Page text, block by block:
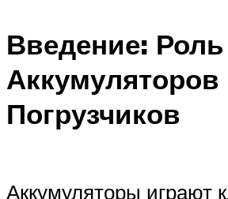
Введение: Роль
Аккумуляторов
Погрузчиков
Аккумуляторы играют